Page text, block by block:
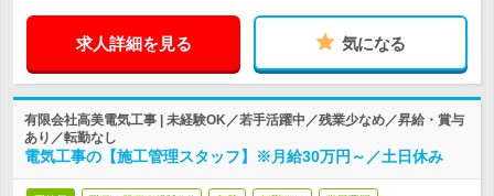
求人詳細を見る 気になる
有限会社高美電気工事 | 未経験OK／若手活躍中／残業少なめ／昇給・賞与
あり／転勤なし
電気工事の【施工管理スタッフ】※月給30万円～／土日休み